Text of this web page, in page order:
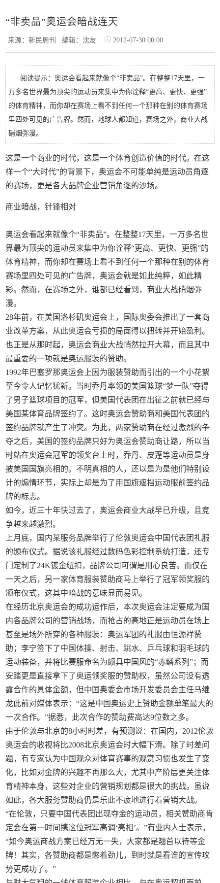
“非卖品”奥运会暗战连天
来源：新民周刊编辑：沈友 2012-07-30 00:00
阅读提示：奥运会看起来就像个“非卖品”。在整整17天里，一
万多名世界最为顶尖的运动员来集中为你诠释“更高、更快、更强”
的体育精神，而你却在赛场上看不到任何一个那种在别的体育赛场
里四处可见的广告牌。然而，地球人都知道，赛场之外，商业大战
硝烟弥漫。
这是一个商业的时代，这是一个体育创造价值的时代。在这
样一个“大时代”的背景下，奥运会不可能单纯是运动员角逐
的赛场，更是各大品牌企业营销角逐的沙场。
商业暗战，针锋相对
奥运会看起来就像个“非卖品”。在整整17天里，一万多名世
界最为顶尖的运动员来集中为你诠释“更高、更快、更强”的
体育精神，而你却在赛场上看不到任何一个那种在别的体育
赛场里四处可见的广告牌，奥运会就是如此纯粹，如此精
彩。然而，在赛场之外，谁都已经看到，商业大战硝烟弥
漫。
28年前，在美国洛杉矶奥运会上，国际奥委会推出了一套商
业改革方案，从此奥运会亏损的局面得以扭转并开始盈利。
也正是从那时起，奥运会商业大战悄然拉开大幕，而且其中
最重要的一项就是奥运服装的赞助。
1992年巴塞罗那奥运会上因为服装赞助而引出的一个小花絮
至今令人记忆犹新。当时乔丹率领的美国篮球“梦一队”夺得
了男子篮球项目的冠军，但美国代表团在出征之前就已经与
美国某体育品牌签约了。这时奥运会赞助商和美国代表团的
签约品牌就产生了冲突。为此，两家赞助商在经过激烈的争
夺之后，美国的签约品牌只好为奥运会赞助商让路，所以当
时站在奥运会冠军的领奖台上时，乔丹、皮蓬等运动员是身
披美国国旗亮相的。不明真相的人，还以是为是他们特别设
计的煽情环节，实际上却是为了用国旗遮挡运动服前签约品
牌的标志。
如今，近三十年快过去了，奥运会商业大战早已升级，且竞
争越来越激烈。
上月底，国内某服务品牌举行了伦敦奥运会中国代表团礼服
的颁布仪式。据说该礼服经过数码色彩控制系统打造，还专
门定制了24K镀金纽扣，品牌公司可谓是用心良苦。而仅在
一天之后，另一家体育服装赞助商马上举行了冠军领奖服的
颁布仪式，这其中暗战的意味显而易见。
在经历北京奥运会的成功运作后，本次奥运会注定要成为国
内各品牌公司的营销战场，而抢占的高地正是运动员在场上
甚至是场外所穿的各种服装：奥运军团的礼服由恒源祥赞
助；李宁签下了中国体操、射击、跳水、乒乓球和羽毛球的
运动装备，并将比赛服命名为颇具中国风的“赤鳞系列”；而
安踏更是直接拿下了奥运领奖服的赞助权，虽然公司没有透
露合作的具体金额，但中国奥委会市场开发委员会主任马继
龙此前对媒体表示：“这是中国奥运史上赞助金额单笔最大的
一次合作。”据悉，此次合作的赞助费高达9位数之多。
由于伦敦与北京的8小时时差，有预测说：在国内，2012伦敦
奥运会的收视将比2008北京奥运会时大幅下滑。除了时差问
题，有专家认为中国观众对体育赛事的观赏习惯也发生了变
化，比如对金牌的兴趣不再那么大，尤其中产阶层更关注体
育精神本身，这些对企业的营销规划都是很大的挑战。虽说
如此，各大服务赞助商仍是乐此不疲地进行着营销大战。
“在伦敦，只要中国代表团出现夺金的运动员，相关赞助商肯
定会在第一时间携这位冠军高调‘亮相’。”有业内人士表示，
“如今奥运商战方案已经万无一失，大家都是翘首以待等金
牌！其实，各赞助商都是憋着劲儿，到时就是看谁的宣传攻
势更成功了。”